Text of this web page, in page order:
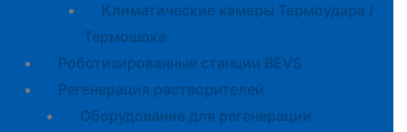
Климатические камеры Термоудара /
Термошока
Роботизированные станции BEVS
Регенерация растворителей
Оборудование для регенерации